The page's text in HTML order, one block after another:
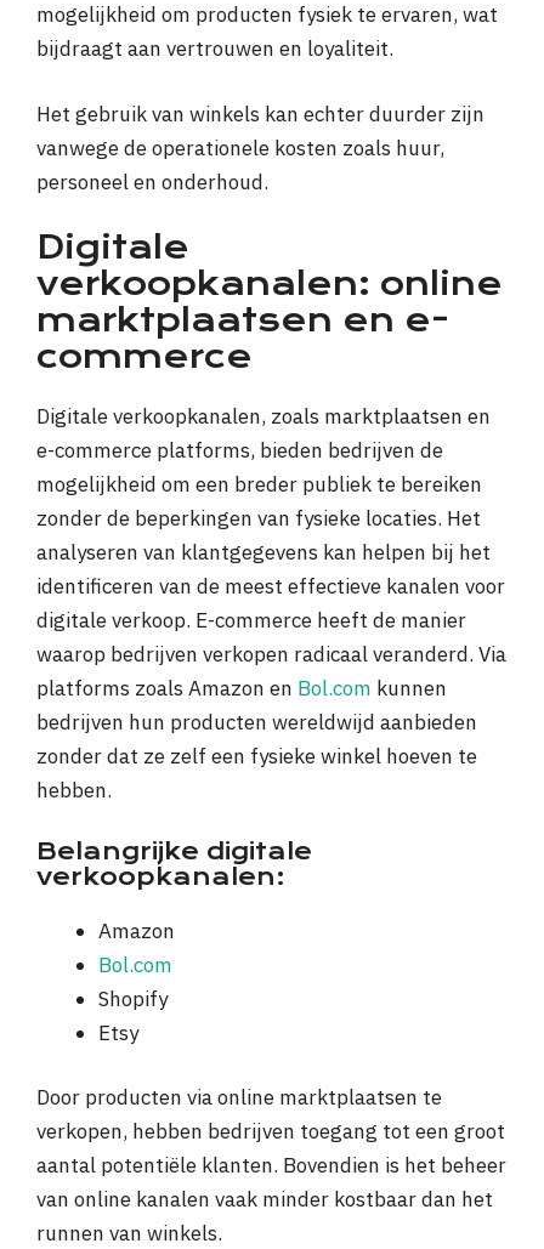
mogelijkheid om producten fysiek te ervaren, wat
bijdraagt aan vertrouwen en loyaliteit.
Het gebruik van winkels kan echter duurder zijn
vanwege de operationele kosten zoals huur,
personeel en onderhoud.
Digitale
verkoopkanalen: online
marktplaatsen en e-
commerce
Digitale verkoopkanalen, zoals marktplaatsen en
e-commerce platforms, bieden bedrijven de
mogelijkheid om een breder publiek te bereiken
zonder de beperkingen van fysieke locaties. Het
analyseren van klantgegevens kan helpen bij het
identificeren van de meest effectieve kanalen voor
digitale verkoop. E-commerce heeft de manier
waarop bedrijven verkopen radicaal veranderd. Via
platforms zoals Amazon en Bol.com kunnen
bedrijven hun producten wereldwijd aanbieden
zonder dat ze zelf een fysieke winkel hoeven te
hebben.
Belangrijke digitale
verkoopkanalen:
Amazon
Bol.com
Shopify
Etsy
Door producten via online marktplaatsen te
verkopen, hebben bedrijven toegang tot een groot
aantal potentiële klanten. Bovendien is het beheer
van online kanalen vaak minder kostbaar dan het
runnen van winkels.